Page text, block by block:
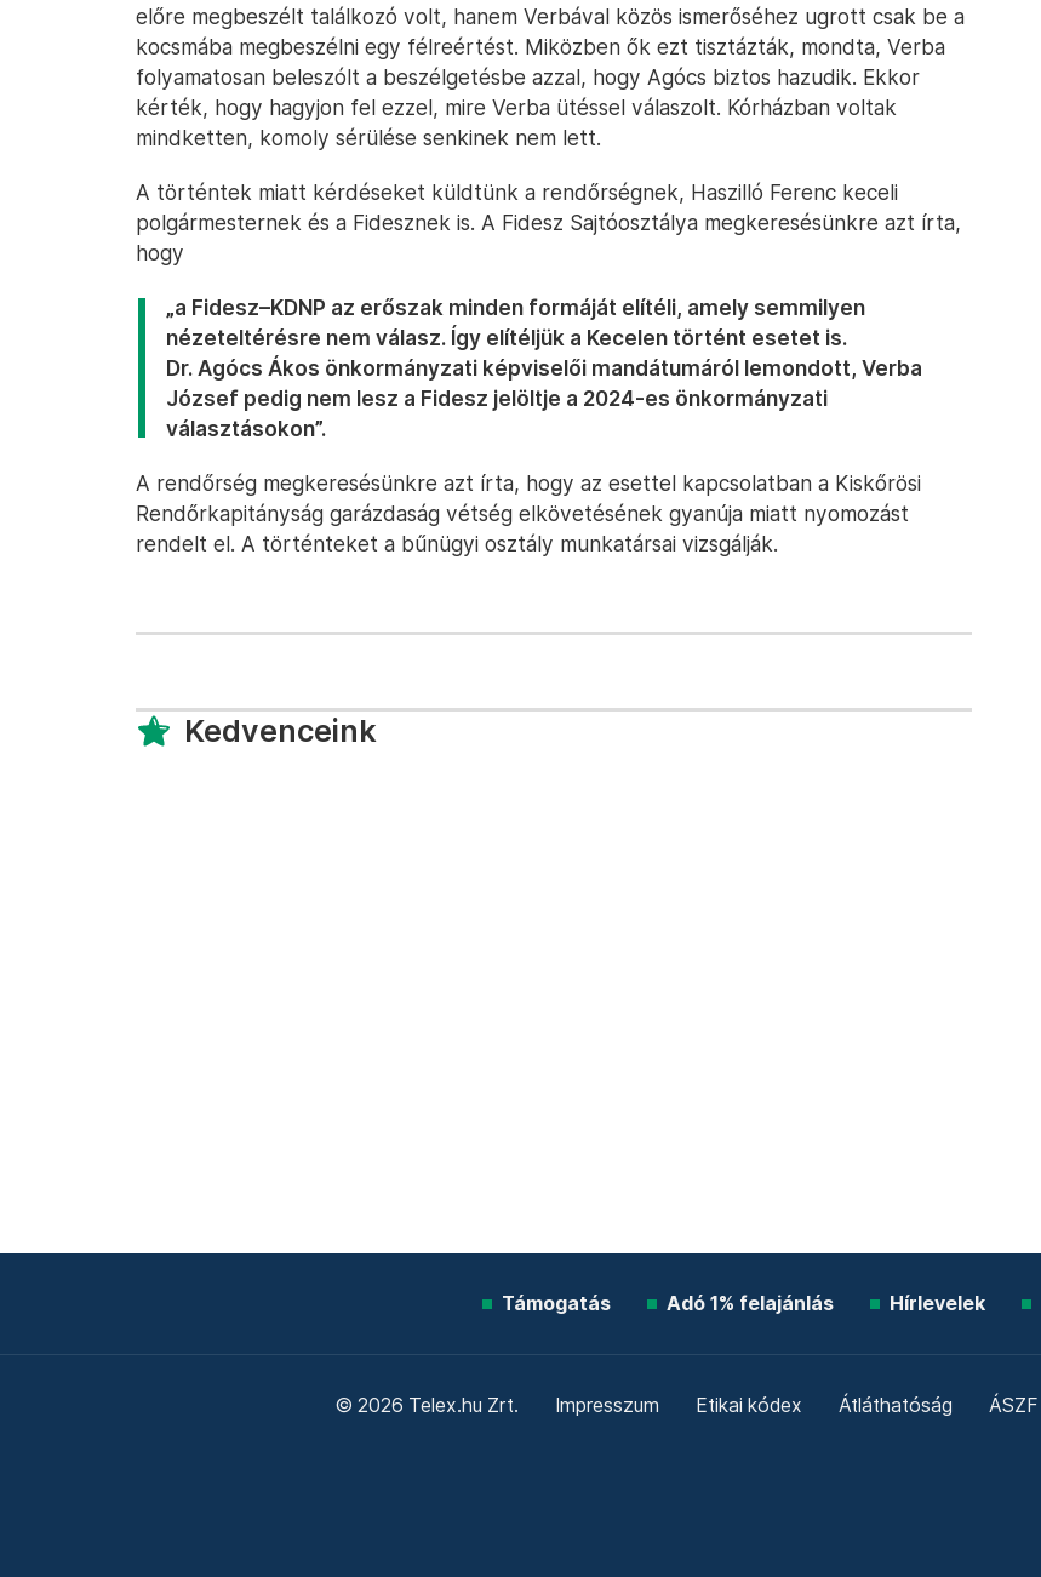
előre megbeszélt találkozó volt, hanem Verbával közös ismerőséhez ugrott csak be a
kocsmába megbeszélni egy félreértést. Miközben ők ezt tisztázták, mondta, Verba
folyamatosan beleszólt a beszélgetésbe azzal, hogy Agócs biztos hazudik. Ekkor
kérték, hogy hagyjon fel ezzel, mire Verba ütéssel válaszolt. Kórházban voltak
mindketten, komoly sérülése senkinek nem lett.
A történtek miatt kérdéseket küldtünk a rendőrségnek, Haszilló Ferenc keceli
polgármesternek és a Fidesznek is. A Fidesz Sajtóosztálya megkeresésünkre azt írta,
hogy
„a Fidesz–KDNP az erőszak minden formáját elítéli, amely semmilyen
nézeteltérésre nem válasz. Így elítéljük a Kecelen történt esetet is.
Dr. Agócs Ákos önkormányzati képviselői mandátumáról lemondott, Verba
József pedig nem lesz a Fidesz jelöltje a 2024-es önkormányzati
választásokon”.
A rendőrség megkeresésünkre azt írta, hogy az esettel kapcsolatban a Kiskőrösi
Rendőrkapitányság garázdaság vétség elkövetésének gyanúja miatt nyomozást
rendelt el. A történteket a bűnügyi osztály munkatársai vizsgálják.
Kedvenceink
Támogatás Adó 1% felajánlás Hírlevelek
© 2026 Telex.hu Zrt. Impresszum Etikai kódex Átláthatóság ÁSZF